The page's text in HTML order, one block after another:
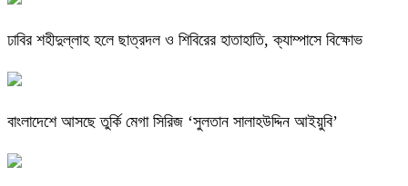
ঢাবির শহীদুল্লাহ হলে ছাত্রদল ও শিবিরের হাতাহাতি, ক্যাম্পাসে বিক্ষোভ
বাংলাদেশে আসছে তুর্কি মেগা সিরিজ ‘সুলতান সালাহউদ্দিন আইয়ুবি’